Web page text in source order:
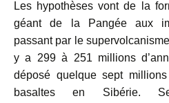
Les hypothèses vont de la
géant de la Pangée aux
passant par le
y a 299 à 251 millions
déposé quelque sept
basaltes en Sibérie.